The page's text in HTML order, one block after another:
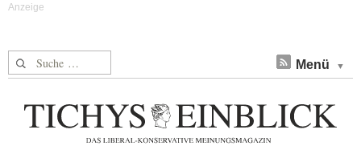
Suche nach: Menü